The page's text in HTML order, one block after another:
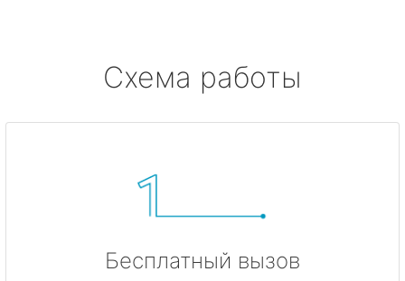
Схема работы
Бесплатный вызов